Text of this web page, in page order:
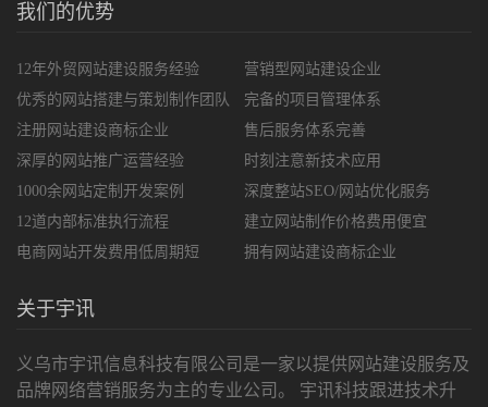
我们的优势
12年外贸网站建设服务经验
优秀的网站搭建与策划制作团队
注册网站建设商标企业
深厚的网站推广运营经验
1000余网站定制开发案例
12道内部标准执行流程
电商网站开发费用低周期短
营销型网站建设企业
完备的项目管理体系
售后服务体系完善
时刻注意新技术应用
深度整站SEO/网站优化服务
建立网站制作价格费用便宜
拥有网站建设商标企业
关于宇讯
义乌市宇讯信息科技有限公司是一家以提供网站建设服务及
品牌网络营销服务为主的专业公司。 宇讯科技跟进技术升